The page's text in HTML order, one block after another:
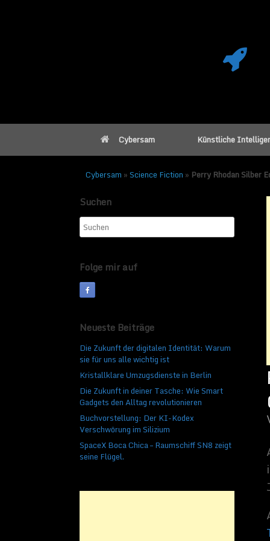
Cybersam Künstliche
Cybersam »Science Fiction » Perry Rhodan Silber
Jahrzehnten und ist
Aufmerksam auf
Tim Pritlove
. Alles
wurde von einem
hingelegt hatte,
Planeten Arkon.
fasst den Plan die
Er errichtet mit
Autonome Zone
Zeit des Kalten
entscheidende
Related
Suchen
Folge mir auf
Neueste Beiträge
Die Zukunft der digitalen Identität: Warum
sie für uns alle wichtig ist
Kristallklare Umzugsdienste in Berlin
Die Zukunft in deiner Tasche: Wie Smart
Gadgets den Alltag revolutionieren
Buchvorstellung: Der KI-Kodex
Verschwörung im Silizium
SpaceX Boca Chica – Raumschiff SN8 zeigt
seine Flügel.